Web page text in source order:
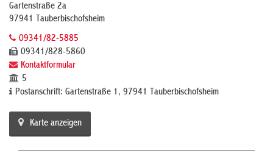
Gartenstraße 2a
97941 Tauberbischofsheim
09341/82-5885
09341/828-5860
Kontaktformular
5
Postanschrift: Gartenstraße 1, 97941 Tauberbischofsheim
Karte anzeigen